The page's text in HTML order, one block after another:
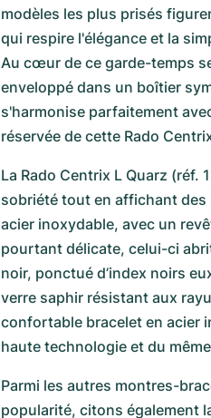
modèles les plus prisés
qui respire l'élégance et la
Au cœur de ce garde-temps
enveloppé dans un boîtier
s'harmonise parfaitement
réservée de cette Rado
La Rado Centrix L Quarz (réf.
sobriété tout en affichant
acier inoxydable, avec un
pourtant délicate, celui-ci
noir, ponctué d’index noirs
verre saphir résistant aux
confortable bracelet en acier
haute technologie et du
Parmi les autres montres-
popularité, citons également